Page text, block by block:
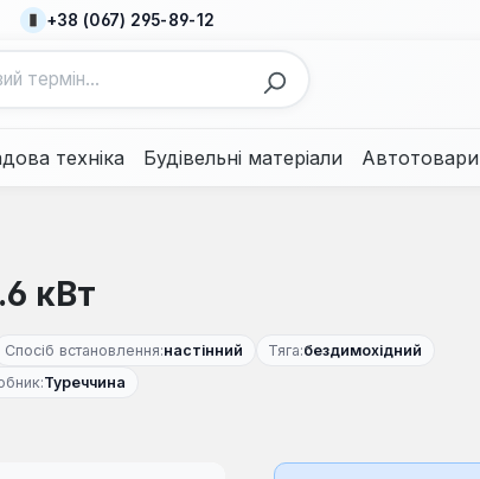
+38 (067) 295-89-12
техніка Будівельні матеріали Автотовари
кВт
Спосіб встановлення:настінний Тяга:бездимохідний
Туреччина